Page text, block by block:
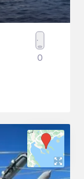
0